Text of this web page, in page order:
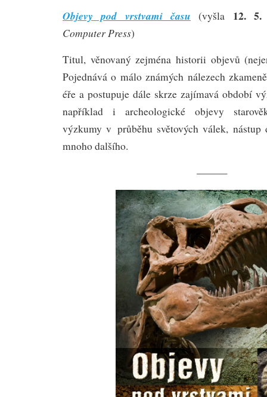
Objevy pod vrstvami času (vyšla 12. 5.
Computer Press)
Titul, věnovaný zejména historii objevů
Pojednává o málo známých nálezech
éře a postupuje dále skrze zajímavá období
například i archeologické objevy
výzkumy v průběhu světových válek, nástup
mnoho dalšího.
———